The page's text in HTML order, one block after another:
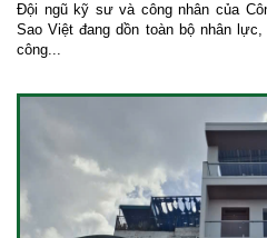
Đội ngũ kỹ sư và công nhân của
Sao Việt đang dồn toàn bộ nhân
công...